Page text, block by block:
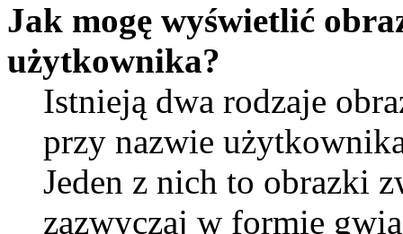
Jak mogę wyświetlić
użytkownika?
Istnieją dwa rodzaje
przy nazwie
Jeden z nich to obrazki
zazwyczaj w formie